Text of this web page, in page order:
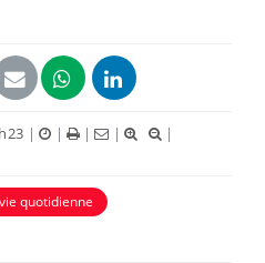
| | | |
|
vie quotidienne